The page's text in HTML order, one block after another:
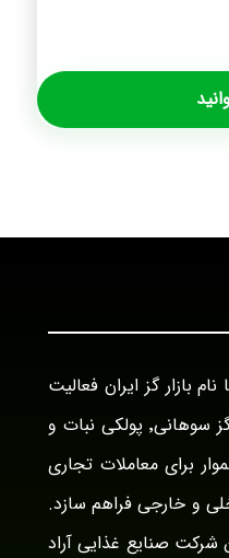
گز آراد در سال ۱۳۹۴ با نام بازار گز ایران فعالیت
خود رو در زمینه ی عرضه گز٬ گز سوهانی٬ پولکی نبات و
برای معاملات تجاری
و خارجی فراهم سازد.
شرکت صنایع غذایی آراد